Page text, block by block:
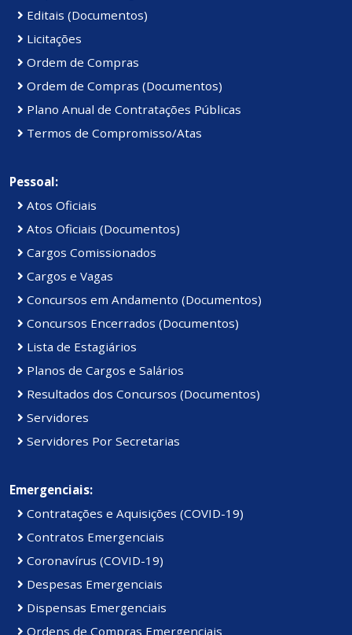
Editais (Documentos)
Licitações
Ordem de Compras
Ordem de Compras (Documentos)
Plano Anual de Contratações Públicas
Termos de Compromisso/Atas
Pessoal:
Atos Oficiais
Atos Oficiais (Documentos)
Cargos Comissionados
Cargos e Vagas
Concursos em Andamento (Documentos)
Concursos Encerrados (Documentos)
Lista de Estagiários
Planos de Cargos e Salários
Resultados dos Concursos (Documentos)
Servidores
Servidores Por Secretarias
Emergenciais:
Contratações e Aquisições (COVID-19)
Contratos Emergenciais
Coronavírus (COVID-19)
Despesas Emergenciais
Dispensas Emergenciais
Ordens de Compras Emergenciais